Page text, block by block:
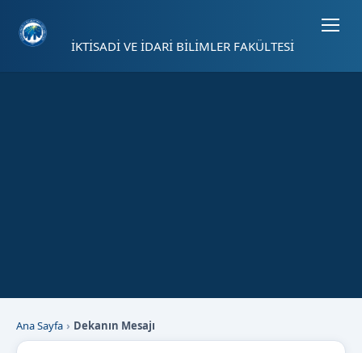
İKTİSADİ VE İDARİ BİLİMLER FAKÜLTESİ
Ana Sayfa Dekanın Mesajı